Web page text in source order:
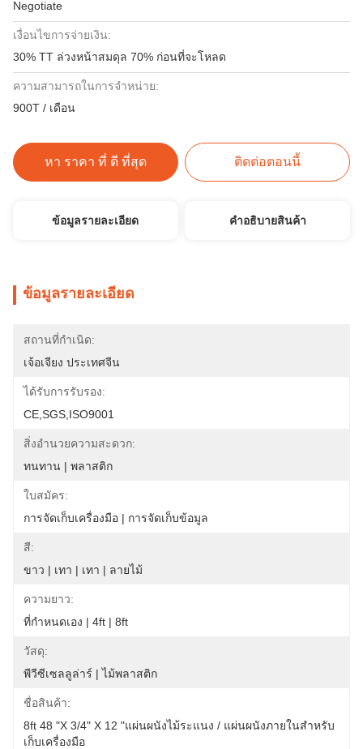
Negotiate
เงื่อนไขการจ่ายเงิน:
30% TT ล่วงหน้าสมดุล 70% ก่อนที่จะโหลด
ความสามารถในการจําหน่าย:
900T / เดือน
หา ราคา ที่ ดี ที่สุด ติดต่อตอนนี้
ข้อมูลรายละเอียด คําอธิบายสินค้า
ข้อมูลรายละเอียด
สถานที่กำเนิด:
เจ้อเจียง ประเทศจีน
ได้รับการรับรอง:
CE,SGS,ISO9001
สิ่งอำนวยความสะดวก:
ทนทาน | พลาสติก
ใบสมัคร:
การจัดเก็บเครื่องมือ | การจัดเก็บข้อมูล
สี:
ขาว | เทา | เทา | ลายไม้
ความยาว:
ที่กำหนดเอง | 4ft | 8ft
วัสดุ:
พีวีซีเซลลูล่าร์ | ไม้พลาสติก
ชื่อสินค้า:
8ft 48 "x 3/4" X 12 "แผ่นผนังไม้ระแนง / แผ่นผนังภายในสำหรับ
เก็บเครื่องมือ